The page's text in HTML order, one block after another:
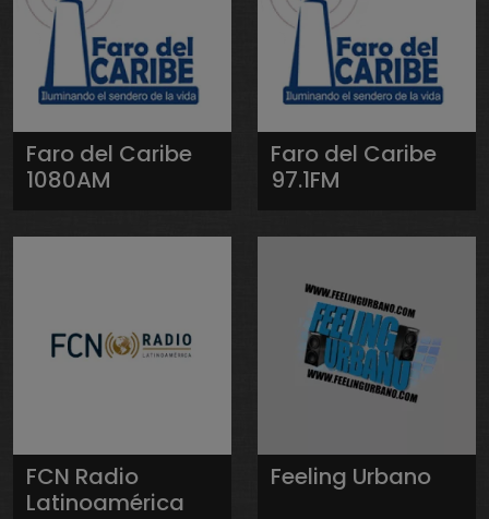
Faro del Caribe
1080AM
Faro del Caribe
97.1FM
FCN Radio
Latinoamérica
Feeling Urbano